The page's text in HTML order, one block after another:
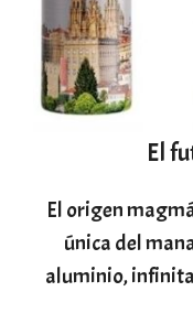
El
El origen
única del
aluminio,